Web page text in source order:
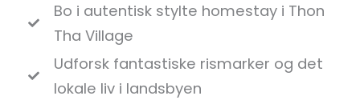
Bo i autentisk stylte homestay i Thon
Tha Village
Udforsk fantastiske rismarker og det
lokale liv i landsbyen